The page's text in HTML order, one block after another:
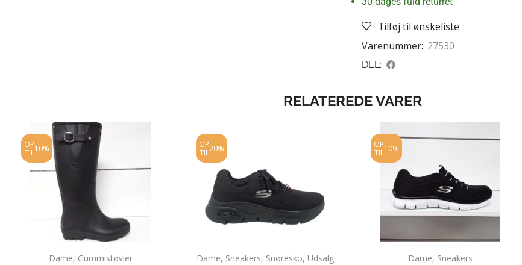
Tilføj til ønskeliste
Varenummer: 27530
DEL:
RELATEREDE VARER
OP
TIL 10%
Dame, Gummistøvler
OP
TIL 20%
Dame, Sneakers, Snøresko, Udsalg
OP
TIL 10%
Dame, Sneakers